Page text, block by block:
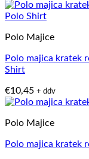
Polo Majice
Polo majica kratek
Shirt
€10,45 + ddv
Polo Majice
Polo majica kratek